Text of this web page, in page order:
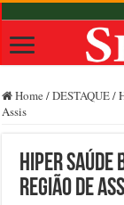
Home /DESTAQUE/
Assis
Hiper
região de